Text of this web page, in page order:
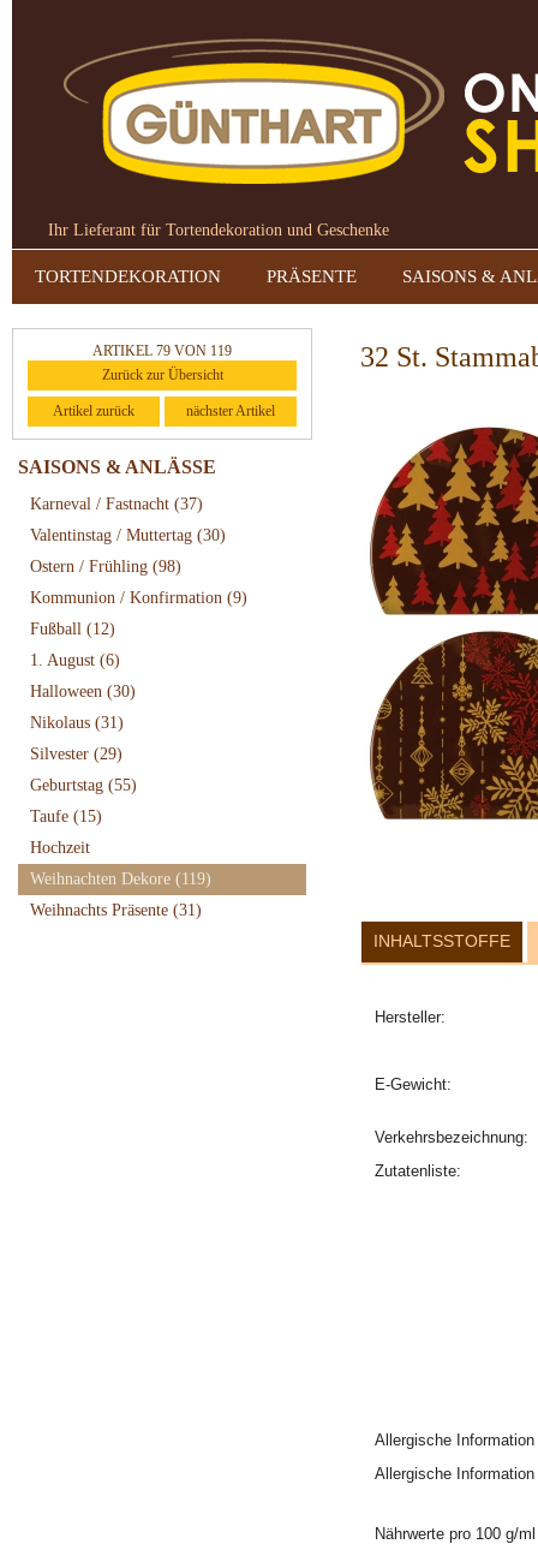
Ihr Lieferant für Tortendekoration und Geschenke
TORTENDEKORATION PRÄSENTE SAISONS &
ARTIKEL 79 VON 119
Zurück zur Übersicht
Artikel zurück nächster Artikel
SAISONS & ANLÄSSE
Karneval / Fastnacht (37)
Valentinstag / Muttertag (30)
Ostern / Frühling (98)
Kommunion / Konfirmation (9)
Fußball (12)
1. August (6)
Halloween (30)
Nikolaus (31)
Silvester (29)
Geburtstag (55)
Taufe (15)
Hochzeit
Weihnachten Dekore (119)
Weihnachts Präsente (31)
32 St.
INHALTSSTOFFE
Hersteller:
E-Gewicht:
Verkehrsbezeichnung:
Zutatenliste:
Allergische
Allergische
Nährwerte pro 100 g/ml